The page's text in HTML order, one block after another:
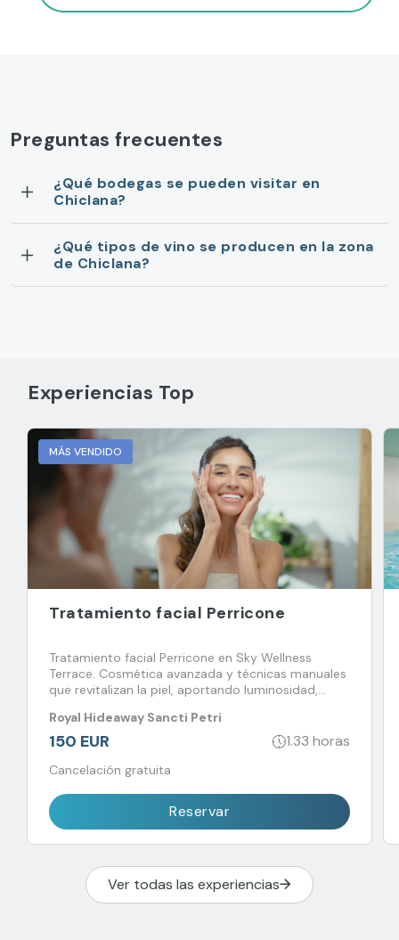
Preguntas frecuentes
¿Qué bodegas se pueden visitar en
Chiclana?
¿Qué tipos de vino se producen en la zona
de Chiclana?
Experiencias Top
MÁS VENDIDO
Tratamiento facial Perricone
Tratamiento facial Perricone en Sky Wellness
Terrace. Cosmética avanzada y técnicas manuales
que revitalizan la piel, aportando luminosidad,
Royal Hideaway Sancti Petri
150 EUR 1.33 horas
Cancelación gratuita
Reservar
Ver todas las experiencias